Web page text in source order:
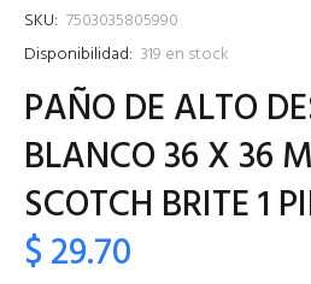
SKU: 7503035805990
Disponibilidad: 319 en stock
PAÑO DE ALTO
BLANCO 36 X 36
SCOTCH BRITE 1
$ 29.70